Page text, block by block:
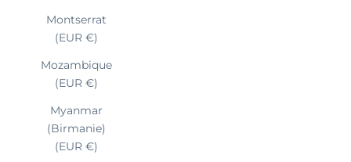
Montserrat
(EUR €)
Mozambique
(EUR €)
Myanmar
(Birmanie)
(EUR €)